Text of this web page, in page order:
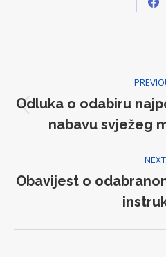
navigation
Odluka o odabiru
nabavu svježeg
NEXT
Obavijest o